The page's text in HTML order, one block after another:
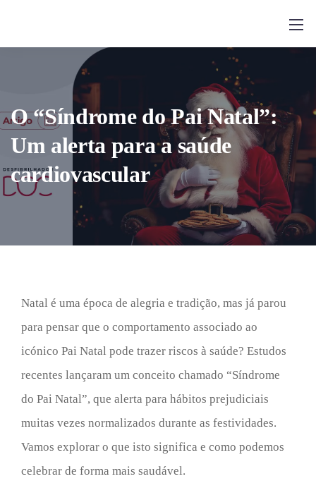
O “Síndrome do Pai Natal”:
Um alerta para a saúde
cardiovascular
Natal é uma época de alegria e tradição, mas já parou
para pensar que o comportamento associado ao
icónico Pai Natal pode trazer riscos à saúde? Estudos
recentes lançaram um conceito chamado “Síndrome
do Pai Natal”, que alerta para hábitos prejudiciais
muitas vezes normalizados durante as festividades.
Vamos explorar o que isto significa e como podemos
celebrar de forma mais saudável.